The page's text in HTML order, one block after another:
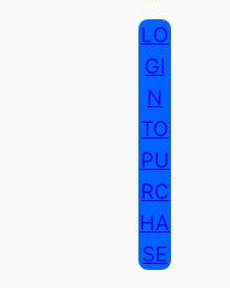
LO
GI
N
TO
PU
RC
HA
SE